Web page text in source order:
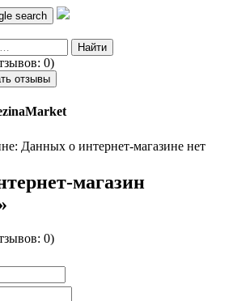
search
0)
отзывы
Данных о интернет-магазине нет
магазин
0)